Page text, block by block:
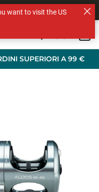
SUPERIORI A 99 €
want to visit the US